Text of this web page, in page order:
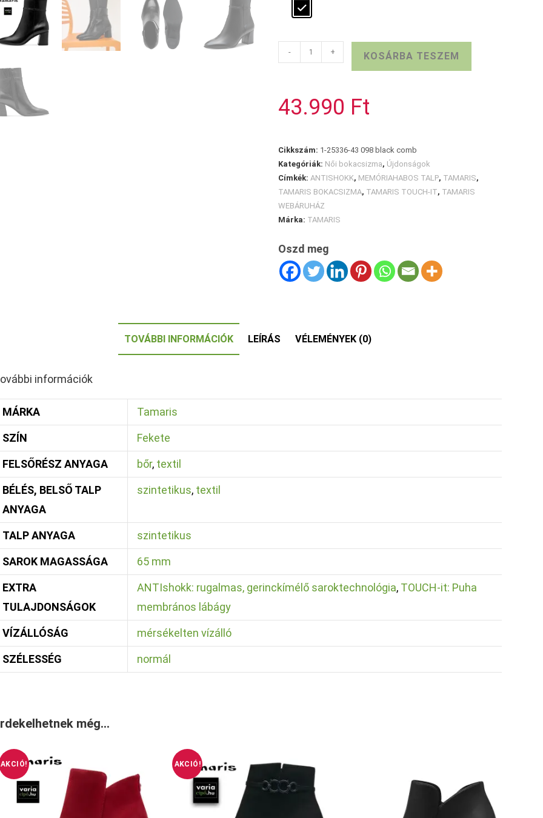
TAMARIS
- + KOSÁRBA TESZEM
43.990 Ft
Cikkszám: 1-25336-43 098 black comb
Kategóriák: Női bokacsizma, Újdonságok
Címkék:ANTISHOKK, MEMÓRIAHABOS TALP, TAMARIS,
TAMARIS BOKACSIZMA, TAMARIS TOUCH-IT, TAMARIS
WEBÁRUHÁZ
Márka: TAMARIS
Oszd meg
TOVÁBBI INFORMÁCIÓK LEÍRÁS VÉLEMÉNYEK (0)
információk
MÁRKA Tamaris
SZÍN Fekete
FELSŐRÉSZ ANYAGA bőr, textil
BÉLÉS, BELSŐ TALP
ANYAGA
szintetikus, textil
TALP ANYAGA szintetikus
SAROK MAGASSÁGA 65 mm
EXTRA
TULAJDONSÁGOK
ANTIshokk: rugalmas, gerinckímélő saroktechnológia, TOUCH-it: Puha
membrános lábágy
VÍZÁLLÓSÁG mérsékelten vízálló
SZÉLESSÉG normál
még…
AKCIÓ! AKCIÓ!